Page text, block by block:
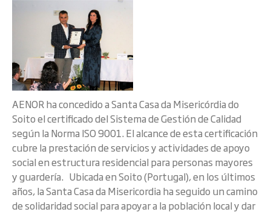
AENOR ha concedido a Santa Casa da Misericórdia do
Soito el certificado del Sistema de Gestión de Calidad
según la Norma ISO 9001. El alcance de esta certificación
cubre la prestación de servicios y actividades de apoyo
social en estructura residencial para personas mayores
y guardería. Ubicada en Soito (Portugal), en los últimos
años, la Santa Casa da Misericordia ha seguido un camino
de solidaridad social para apoyar a la población local y dar